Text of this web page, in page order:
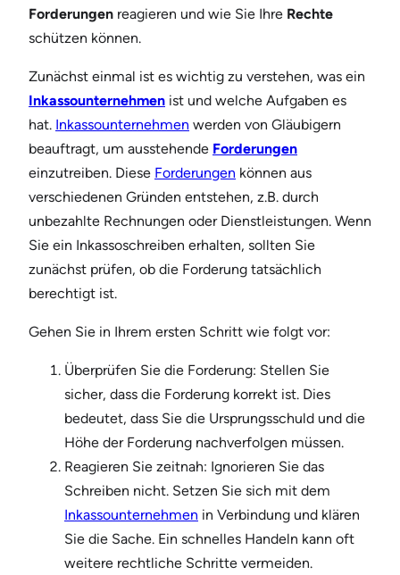
Forderungen reagieren und wie Sie Ihre Rechte
schützen können.
Zunächst einmal ist es wichtig zu verstehen, was ein
Inkassounternehmen ist und welche Aufgaben es
hat. Inkassounternehmen werden von Gläubigern
beauftragt, um ausstehende Forderungen
einzutreiben. Diese Forderungen können aus
verschiedenen Gründen entstehen, z.B. durch
unbezahlte Rechnungen oder Dienstleistungen. Wenn
Sie ein Inkassoschreiben erhalten, sollten Sie
zunächst prüfen, ob die Forderung tatsächlich
berechtigt ist.
Gehen Sie in Ihrem ersten Schritt wie folgt vor:
Überprüfen Sie die Forderung: Stellen Sie
sicher, dass die Forderung korrekt ist. Dies
bedeutet, dass Sie die Ursprungsschuld und die
Höhe der Forderung nachverfolgen müssen.
Reagieren Sie zeitnah: Ignorieren Sie das
Schreiben nicht. Setzen Sie sich mit dem
Inkassounternehmen in Verbindung und klären
Sie die Sache. Ein schnelles Handeln kann oft
weitere rechtliche Schritte vermeiden.